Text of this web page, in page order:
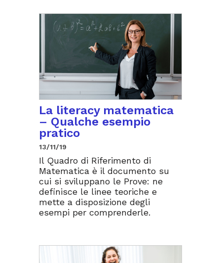
La literacy matematica
– Qualche esempio
pratico
13/11/19
Il Quadro di Riferimento di
Matematica è il documento su
cui si sviluppano le Prove: ne
definisce le linee teoriche e
mette a disposizione degli
esempi per comprenderle.